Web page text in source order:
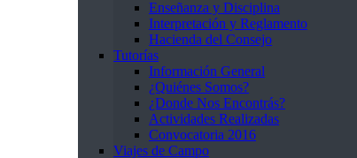
Enseñanza y Disciplina
Interpretación y Reglamento
Hacienda del Consejo
Tutorías
Información General
¿Quiénes Somos?
¿Donde Nos Encontrás?
Actividades Realizadas
Convocatoria 2016
Viajes de Campo